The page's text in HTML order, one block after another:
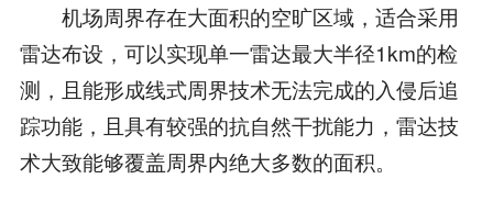
机场周界存在大面积的空旷区域，适合采用
雷达布设，可以实现单一雷达最大半径1km的检
测，且能形成线式周界技术无法完成的入侵后追
踪功能，且具有较强的抗自然干扰能力，雷达技
术大致能够覆盖周界内绝大多数的面积。